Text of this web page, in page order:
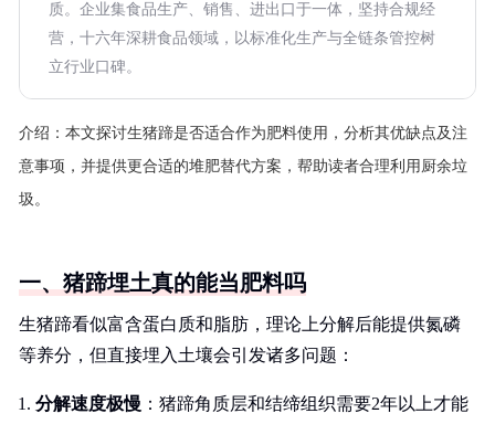
质。企业集食品生产、销售、进出口于一体，坚持合规经
营，十六年深耕食品领域，以标准化生产与全链条管控树
立行业口碑。
介绍： 本文探讨生猪蹄是否适合作为肥料使用，分析其优缺点及注
意事项，并提供更合适的堆肥替代方案，帮助读者合理利用厨余垃
圾。
一、猪蹄埋土真的能当肥料吗
生猪蹄看似富含蛋白质和脂肪，理论上分解后能提供氮磷
等养分，但直接埋入土壤会引发诸多问题：
分解速度极慢 ：猪蹄角质层和结缔组织需要2年以上才能